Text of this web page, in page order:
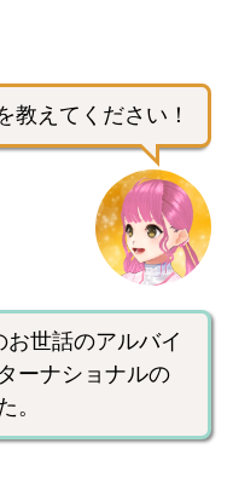
教えてください！
世話のアルバイ
ーナショナルの
。